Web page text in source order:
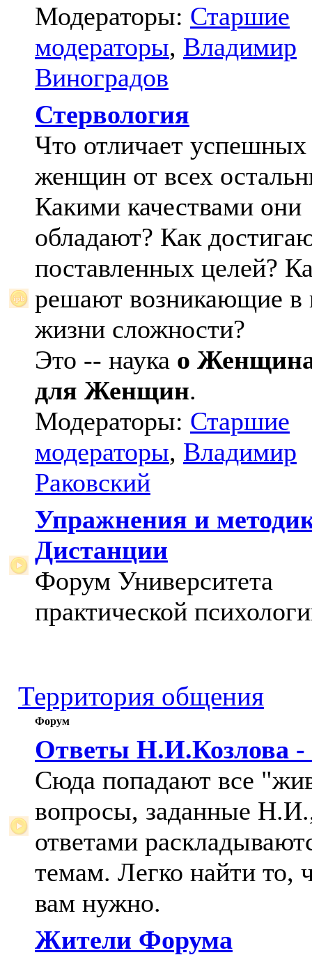
Модераторы: Старшие
модераторы, Владимир
Виноградов
Стервология
Что отличает успешных
женщин от всех
Какими качествами они
обладают? Как
поставленных целей?
решают возникающие в
жизни сложности?
Это -- наука о
для Женщин.
Модераторы: Старшие
модераторы, Владимир
Раковский
Упражнения и
Дистанции
Форум Университета
практической
Территория общения
Форум
Ответы Н.И.Козлова -
Сюда попадают все
вопросы, заданные
ответами
темам. Легко найти то,
вам нужно.
Жители Форума